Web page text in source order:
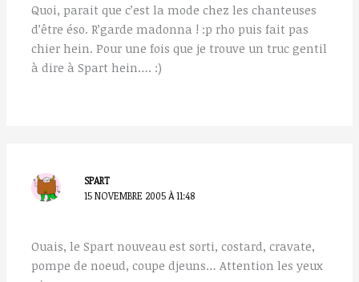
Quoi, parait que c’est la mode chez les chanteuses
d’être éso. R’garde madonna ! :p rho puis fait pas
chier hein. Pour une fois que je trouve un truc gentil
à dire à Spart hein…. :)
SPART
15 NOVEMBRE 2005 À 11:48
Ouais, le Spart nouveau est sorti, costard, cravate,
pompe de noeud, coupe djeuns… Attention les yeux